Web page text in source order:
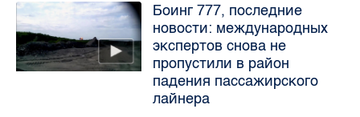
Боинг 777, последние
новости: международных
экспертов снова не
пропустили в район
падения пассажирского
лайнера